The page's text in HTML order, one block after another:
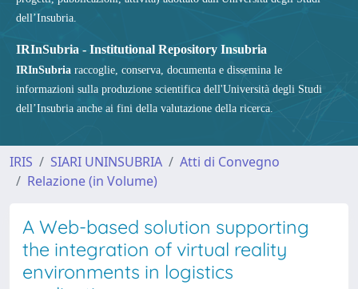
dell’Insubria.
IRInSubria - Institutional Repository Insubria
IRInSubria raccoglie, conserva, documenta e dissemina le
informazioni sulla produzione scientifica dell'Università degli Studi
dell’Insubria anche ai fini della valutazione della ricerca.
IRIS SIARI UNINSUBRIA
Atti di Convegno
Relazione (in Volume)
A Web-based solution supporting
the integration of virtual reality
environments in logistics